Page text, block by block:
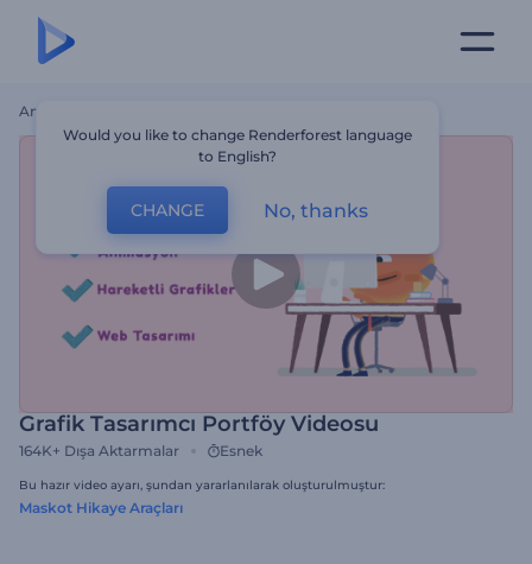
Ana Sayfa
Grafik Tasarımcı Portföy Videosu
164K+ Dışa Aktarmalar Esnek
Bu hazır video ayarı, şundan yararlanılarak oluşturulmuştur:
Maskot Hikaye Araçları
Would you like to change Renderforest language
to English?
CHANGE No, thanks